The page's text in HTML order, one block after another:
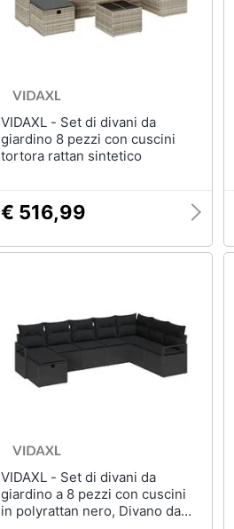
Lavatoio
Vedi tutti
VIDAXL - Set di divani da
giardino 8 pezzi con cuscini
tortora rattan sintetico
€ 516,99
VIDAXL - Set di divani da
giardino a 8 pezzi con cuscini
in polyrattan nero, Divano da